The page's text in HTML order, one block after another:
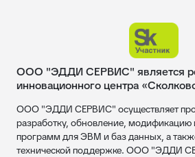
ООО "ЭДДИ СЕРВИС" является
инновационного центра
ООО "ЭДДИ СЕРВИС" осуществляет
разработку, обновление, модификацию
программ для ЭВМ и баз данных, а
технической поддержке. ООО "ЭДДИ